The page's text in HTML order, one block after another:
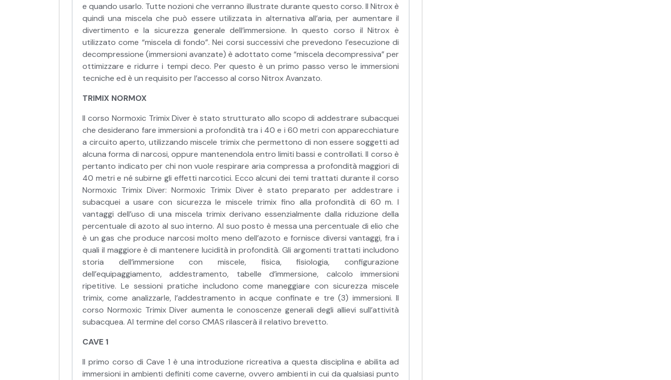
e quando usarlo. Tutte nozioni che verranno illustrate durante questo corso. Il Nitrox è
quindi una miscela che può essere utilizzata in alternativa all’aria, per aumentare il
divertimento e la sicurezza generale dell’immersione. In questo corso il Nitrox è
utilizzato come “miscela di fondo”. Nei corsi successivi che prevedono l’esecuzione di
decompressione (immersioni avanzate) è adottato come “miscela decompressiva” per
ottimizzare e ridurre i tempi deco. Per questo è un primo passo verso le immersioni
tecniche ed è un requisito per l’accesso al corso Nitrox Avanzato.
TRIMIX NORMOX
Il corso Normoxic Trimix Diver è stato strutturato allo scopo di addestrare subacquei
che desiderano fare immersioni a profondità tra i 40 e i 60 metri con apparecchiature
a circuito aperto, utilizzando miscele trimix che permettono di non essere soggetti ad
alcuna forma di narcosi, oppure mantenendola entro limiti bassi e controllati. Il corso è
pertanto indicato per chi non vuole respirare aria compressa a profondità maggiori di
40 metri e né subirne gli effetti narcotici. Ecco alcuni dei temi trattati durante il corso
Normoxic Trimix Diver: Normoxic Trimix Diver è stato preparato per addestrare i
subacquei a usare con sicurezza le miscele trimix fino alla profondità di 60 m. I
vantaggi dell’uso di una miscela trimix derivano essenzialmente dalla riduzione della
percentuale di azoto al suo interno. Al suo posto è messa una percentuale di elio che
è un gas che produce narcosi molto meno dell’azoto e fornisce diversi vantaggi, fra i
quali il maggiore è di mantenere lucidità in profondità. Gli argomenti trattati includono
storia dell’immersione con miscele, fisica, fisiologia, configurazione
dell’equipaggiamento, addestramento, tabelle d’immersione, calcolo immersioni
ripetitive. Le sessioni pratiche includono come maneggiare con sicurezza miscele
trimix, come analizzarle, l’addestramento in acque confinate e tre (3) immersioni. Il
corso Normoxic Trimix Diver aumenta le conoscenze generali degli allievi sull’attività
subacquea. Al termine del corso CMAS rilascerà il relativo brevetto.
CAVE 1
Il primo corso di Cave 1 è una introduzione ricreativa a questa disciplina e abilita ad
immersioni in ambienti definiti come caverne, ovvero ambienti in cui da qualsiasi punto